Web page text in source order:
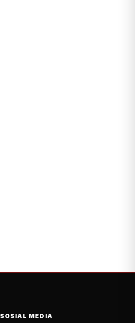
SOSIAL MEDIA